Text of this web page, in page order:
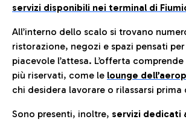
servizi disponibili nei terminal di
All’interno dello scalo si trovano
ristorazione, negozi e spazi pensati
piacevole l’attesa. L’offerta
più riservati, come le lounge
chi desidera lavorare o rilassarsi prima
Sono presenti, inoltre, servizi dedicati